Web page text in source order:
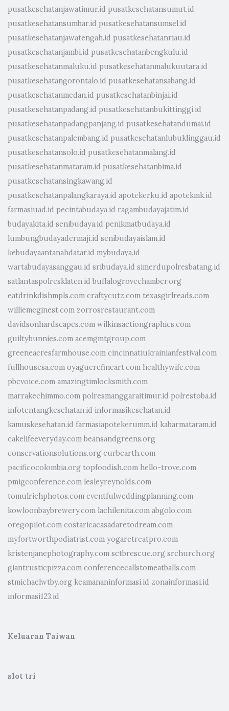
pusatkesehatanjawatimur.id pusatkesehatansumut.id
pusatkesehatansumbar.id pusatkesehatansumsel.id
pusatkesehatanjawatengah.id pusatkesehatanriau.id
pusatkesehatanjambi.id pusatkesehatanbengkulu.id
pusatkesehatanmaluku.id pusatkesehatanmalukuutara.id
pusatkesehatangorontalo.id pusatkesehatansabang.id
pusatkesehatanmedan.id pusatkesehatanbinjai.id
pusatkesehatanpadang.id pusatkesehatanbukittinggi.id
pusatkesehatanpadangpanjang.id pusatkesehatandumai.id
pusatkesehatanpalembang.id pusatkesehatanlubuklinggau.id
pusatkesehatansolo.id pusatkesehatanmalang.id
pusatkesehatanmataram.id pusatkesehatanbima.id
pusatkesehatansingkawang.id
pusatkesehatanpalangkaraya.id apotekerku.id apotekmk.id
farmasiuad.id pecintabudaya.id ragambudayajatim.id
budayakita.id senibudaya.id penikmatbudaya.id
lumbungbudayadermaji.id senibudayaislam.id
kebudayaantanahdatar.id mybudaya.id
wartabudayasanggau.id sribudaya.id simerdupolresbatang.id
satlantaspolresklaten.id buffalogrovechamber.org
eatdrinkdishmpls.com craftycutz.com texasgirlreads.com
williemcginest.com zorrosrestaurant.com
davidsonhardscapes.com wilkinsactiongraphics.com
guiltybunnies.com acemgmtgroup.com
greeneacresfarmhouse.com cincinnatiukrainianfestival.com
fullhousesa.com oyaguerefineart.com healthywife.com
pbcvoice.com amazingtimlocksmith.com
marrakechimmo.com polresmanggaraitimur.id polrestoba.id
infotentangkesehatan.id informasikesehatan.id
kamuskesehatan.id farmasiapotekerumm.id kabarmataram.id
cakelifeeveryday.com beansandgreens.org
conservationsolutions.org curbearth.com
pacificocolombia.org topfoodish.com hello-trove.com
pmigconference.com lesleyreynolds.com
tomulrichphotos.com eventfulweddingplanning.com
kowloonbaybrewery.com lachilenita.com abgolo.com
oregopilot.com costaricacasadaretodream.com
myfortworthpodiatrist.com yogaretreatpro.com
kristenjanephotography.com sctbrescue.org srchurch.org
giantrusticpizza.com conferencecallstomeatballs.com
stmichaelwtby.org keamananinformasi.id zonainformasi.id
informasi123.id
Keluaran Taiwan
slot tri